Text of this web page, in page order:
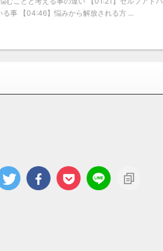
る事 【04:46】悩みから解放される方 ...